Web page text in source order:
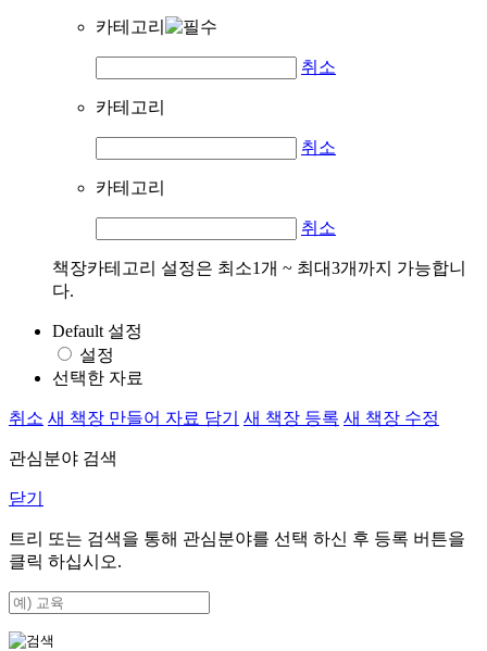
카테고리
취소
카테고리
취소
카테고리
취소
책장카테고리 설정은 최소1개 ~ 최대3개까지 가능합니
다.
Default 설정
설정
선택한 자료
취소 새 책장 만들어 자료 담기 새 책장 등록 새 책장 수정
관심분야 검색
닫기
트리 또는 검색을 통해 관심분야를 선택 하신 후 등록 버튼을
클릭 하십시오.